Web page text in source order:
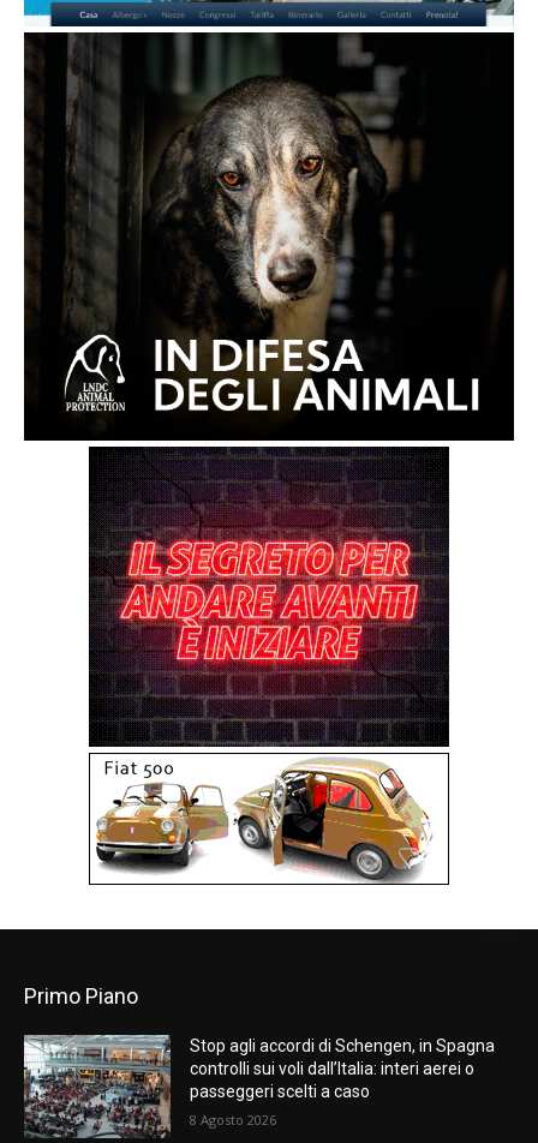
Primo Piano
Stop agli accordi di Schengen, in Spagna
controlli sui voli dall’Italia: interi aerei o
passeggeri scelti a caso
8 Agosto 2026